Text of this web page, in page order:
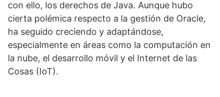
con ello, los derechos de Java. Aunque hubo
cierta polémica respecto a la gestión de Oracle,
ha seguido creciendo y adaptándose,
especialmente en áreas como la computación en
la nube, el desarrollo móvil y el Internet de las
Cosas (IoT).